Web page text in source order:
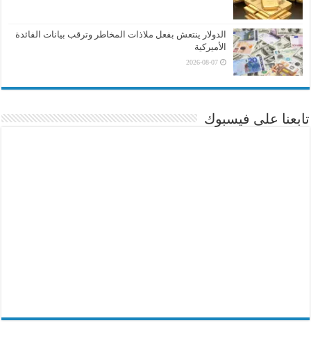
الدولار ينتعش بفعل ملاذات المخاطر وترقب بيانات الفائدة
الأميركية
2026-08-07
تابعنا على فيسبوك